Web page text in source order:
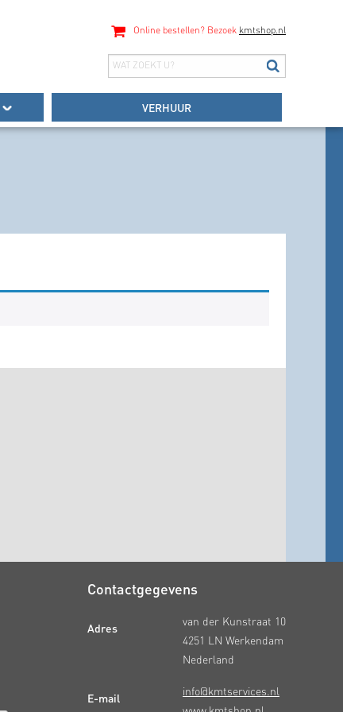
Online bestellen? Bezoek kmtshop.nl
VERHUUR
Contactgegevens
Adres
E-mail
van der Kunstraat 10
4251 LN Werkendam
Nederland
info@kmtservices.nl